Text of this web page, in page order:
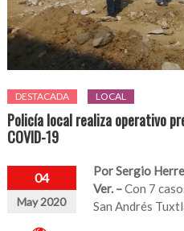
DESTACADA LOCAL
Policía local realiza operativo
COVID-19
04
May 2020
Por Sergio
Ver. –Con 7
San Andrés